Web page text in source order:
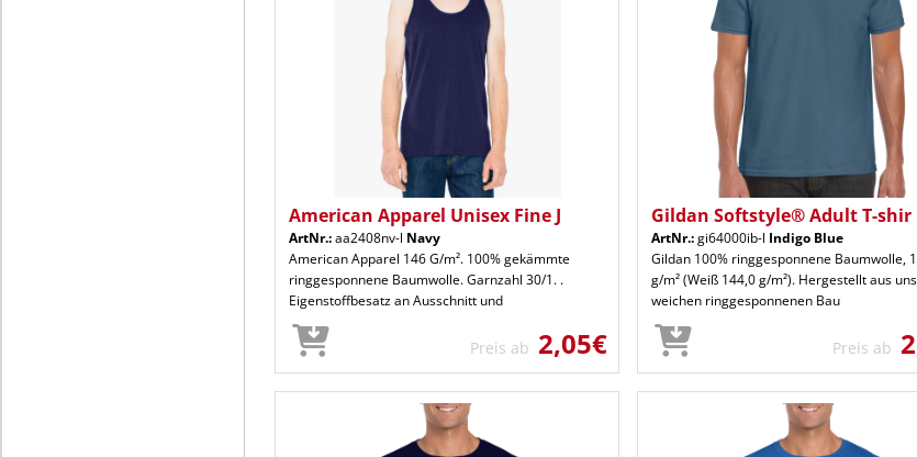
American Apparel Unisex Fine J
ArtNr.:aa2408nv-l Navy
American Apparel 146 G/m². 100% gekämmte
ringgesponnene Baumwolle. Garnzahl 30/1. .
Eigenstoffbesatz an Ausschnitt und
Preis ab 2,05€
Gildan Softstyle® Adult T-shir
ArtNr.:gi64000ib-l Indigo Blue
Gildan 100% ringgesponnene Baumwolle,
g/m² (Weiß 144,0 g/m²). Hergestellt aus
weichen ringgesponnenen Bau
Preis ab